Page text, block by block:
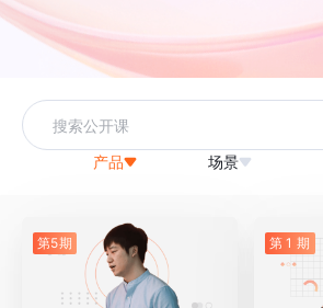
产品 场景
第5期 第 1 期